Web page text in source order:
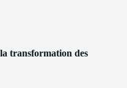
transformation des